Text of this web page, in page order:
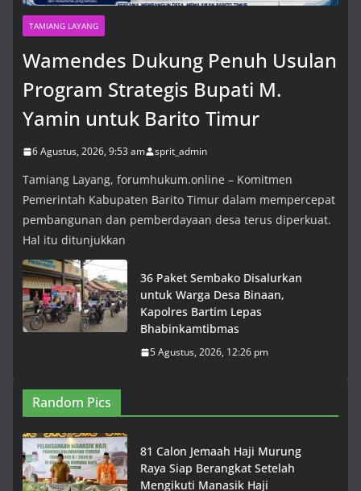
TAMIANG LAYANG
Wamendes Dukung Penuh Usulan
Program Strategis Bupati M.
Yamin untuk Barito Timur
6 Agustus, 2026, 9:53 am sprit_admin
Tamiang Layang, forumhukum.online – Komitmen
Pemerintah Kabupaten Barito Timur dalam mempercepat
pembangunan dan pemberdayaan desa terus diperkuat.
Hal itu ditunjukkan
36 Paket Sembako Disalurkan
untuk Warga Desa Binaan,
Kapolres Bartim Lepas
Bhabinkamtibmas
5 Agustus, 2026, 12:26 pm
Random Pics
81 Calon Jemaah Haji Murung
Raya Siap Berangkat Setelah
Mengikuti Manasik Haji